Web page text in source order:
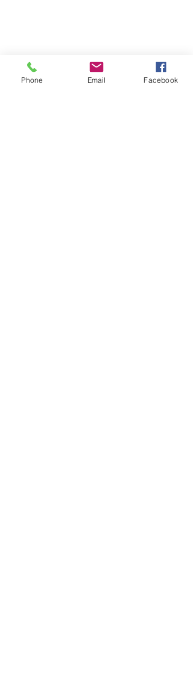
Phone Email Facebook